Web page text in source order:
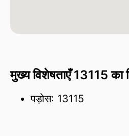
मुख्य विशेषताएँ 13115 का
पड़ोस: 13115